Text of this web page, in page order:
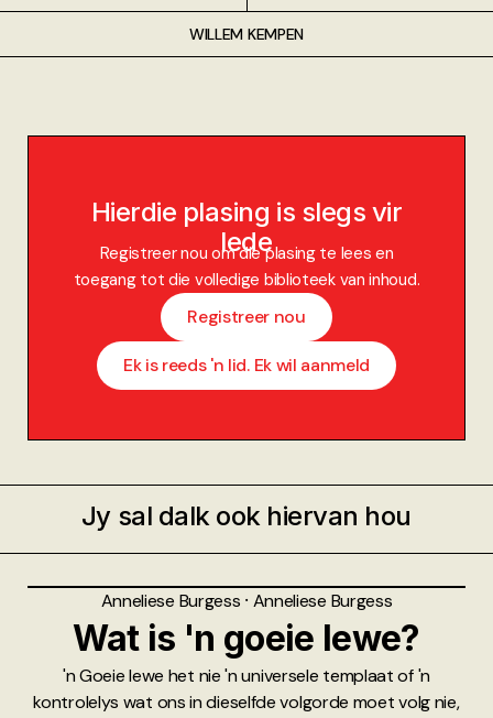
WILLEM KEMPEN
Hierdie plasing is slegs vir
lede
Registreer nou om die plasing te lees en
toegang tot die volledige biblioteek van inhoud.
Registreer nou
Ek is reeds 'n lid. Ek wil aanmeld
Jy sal dalk ook hiervan hou
Anneliese Burgess ⸱ Anneliese Burgess
Wat is 'n goeie lewe?
'n Goeie lewe het nie 'n universele templaat of 'n
kontrolelys wat ons in dieselfde volgorde moet volg nie,